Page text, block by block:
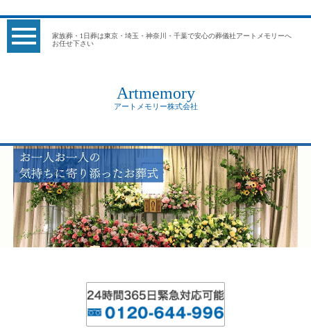
家族葬・1日葬は東京・埼玉・神奈川・千葉で安心の葬儀社アートメモリーへ
お任せ下さい
Artmemory
アートメモリー株式会社